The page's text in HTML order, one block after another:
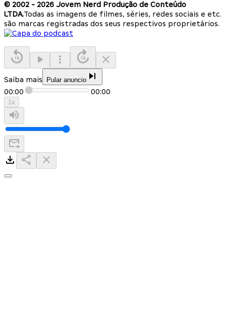
© 2002 - 2026 Jovem Nerd Produção de Conteúdo
LTDA.Todas as imagens de filmes, séries, redes sociais e etc.
são marcas registradas dos seus respectivos proprietários.
Saiba mais Pular anuncio
00:00 00:00
1x